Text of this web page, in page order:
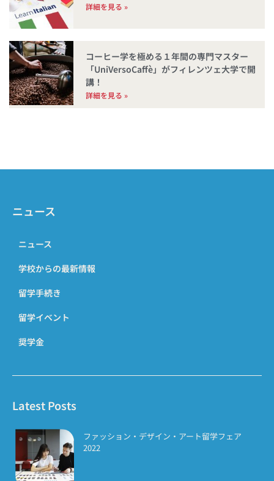
詳細を見る »
コーヒー学を極める１年間の専門マスター
「UniVersoCaffè」がフィレンツェ大学で開
講！
詳細を見る »
ニュース
ニュース
学校からの最新情報
留学手続き
留学イベント
奨学金
Latest Posts
ファッション・デザイン・アート留学フェア
2022